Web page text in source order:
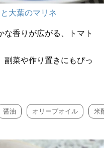
大葉のマリネ
な香りが広がる、トマト
副菜や作り置きにもぴっ
醤油 オリーブオイル 米